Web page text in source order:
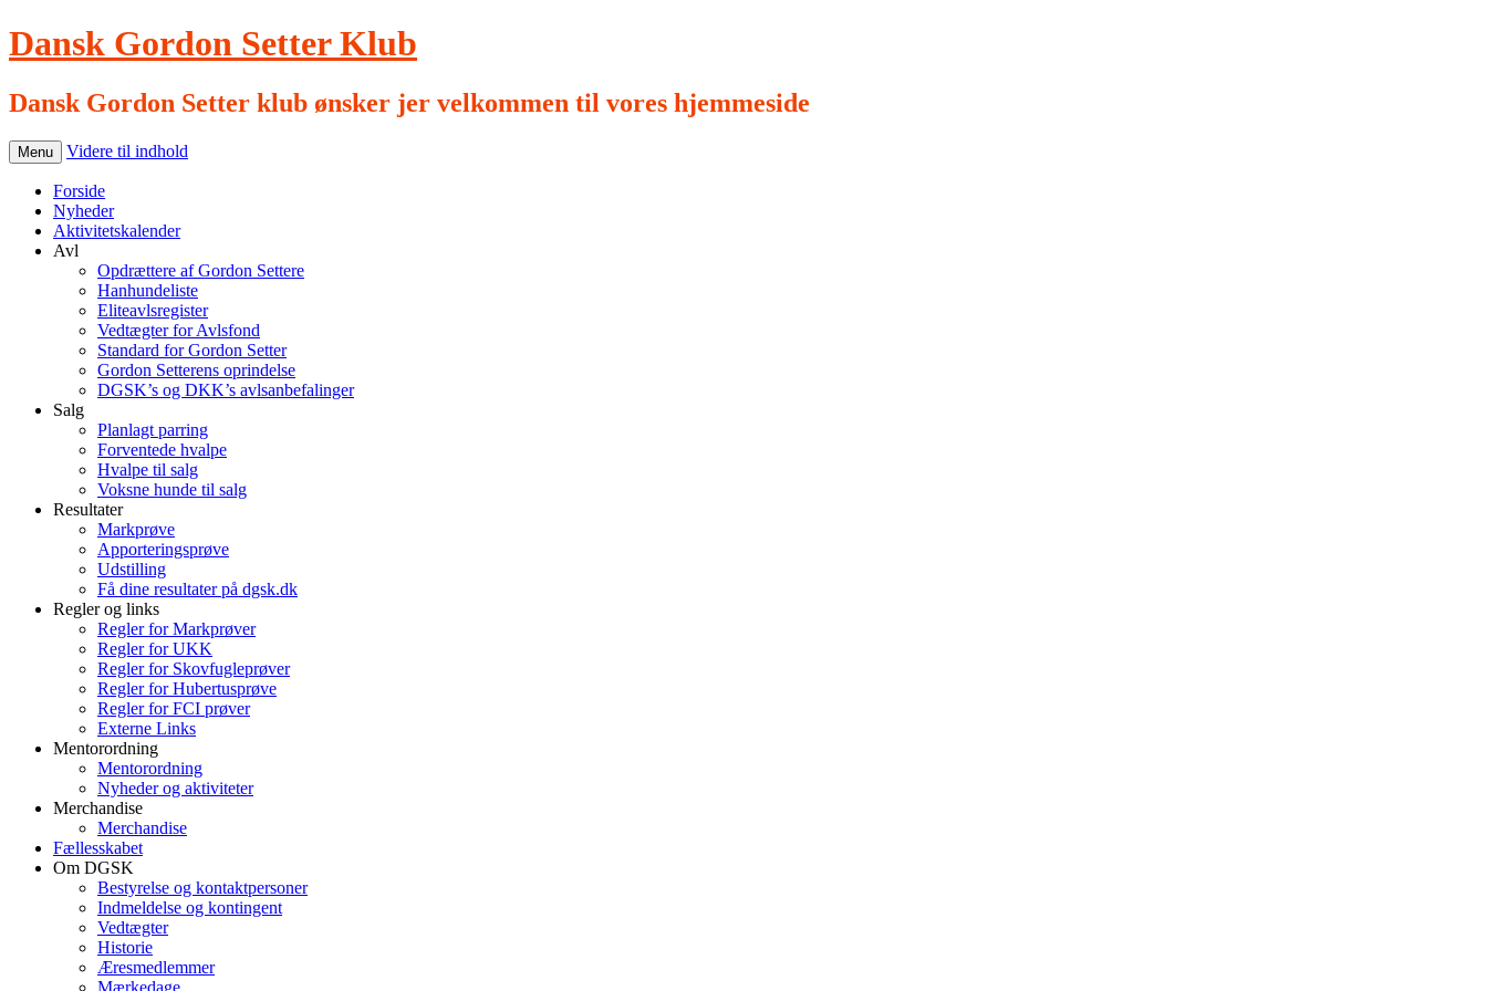
Dansk Gordon Setter Klub
Dansk Gordon Setter klub ønsker jer velkommen til vores hjemmeside
Menu Videre til indhold
Forside
Nyheder
Aktivitetskalender
Avl
Opdrættere af Gordon Settere
Hanhundeliste
Eliteavlsregister
Vedtægter for Avlsfond
Standard for Gordon Setter
Gordon Setterens oprindelse
DGSK’s og DKK’s avlsanbefalinger
Salg
Planlagt parring
Forventede hvalpe
Hvalpe til salg
Voksne hunde til salg
Resultater
Markprøve
Apporteringsprøve
Udstilling
Få dine resultater på dgsk.dk
Regler og links
Regler for Markprøver
Regler for UKK
Regler for Skovfugleprøver
Regler for Hubertusprøve
Regler for FCI prøver
Externe Links
Mentorordning
Mentorordning
Nyheder og aktiviteter
Merchandise
Merchandise
Fællesskabet
Om DGSK
Bestyrelse og kontaktpersoner
Indmeldelse og kontingent
Vedtægter
Historie
Æresmedlemmer
Mærkedage